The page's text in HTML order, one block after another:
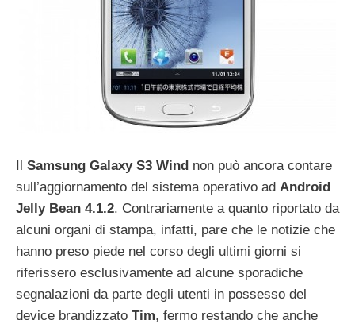
Il Samsung Galaxy S3 Wind non può ancora contare
sull’aggiornamento del sistema operativo ad Android
Jelly Bean 4.1.2. Contrariamente a quanto riportato da
alcuni organi di stampa, infatti, pare che le notizie che
hanno preso piede nel corso degli ultimi giorni si
riferissero esclusivamente ad alcune sporadiche
segnalazioni da parte degli utenti in possesso del
device brandizzato Tim, fermo restando che anche